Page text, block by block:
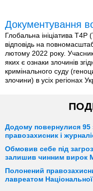
Документування
Глобальна ініціатива
відповідь на
лютому 2022 року.
яких є ознаки злочинів
кримінального суду
злочини) в усіх регіонах
Додому повернулися 95
правозахисник і
Обмовив себе під
залишив чинним вирок
Полонений
лавреатом